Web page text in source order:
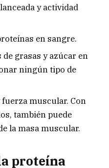
y actividad
en sangre.
grasas y azúcar en
ningún tipo de
muscular. Con
también puede
la masa muscular.
proteína